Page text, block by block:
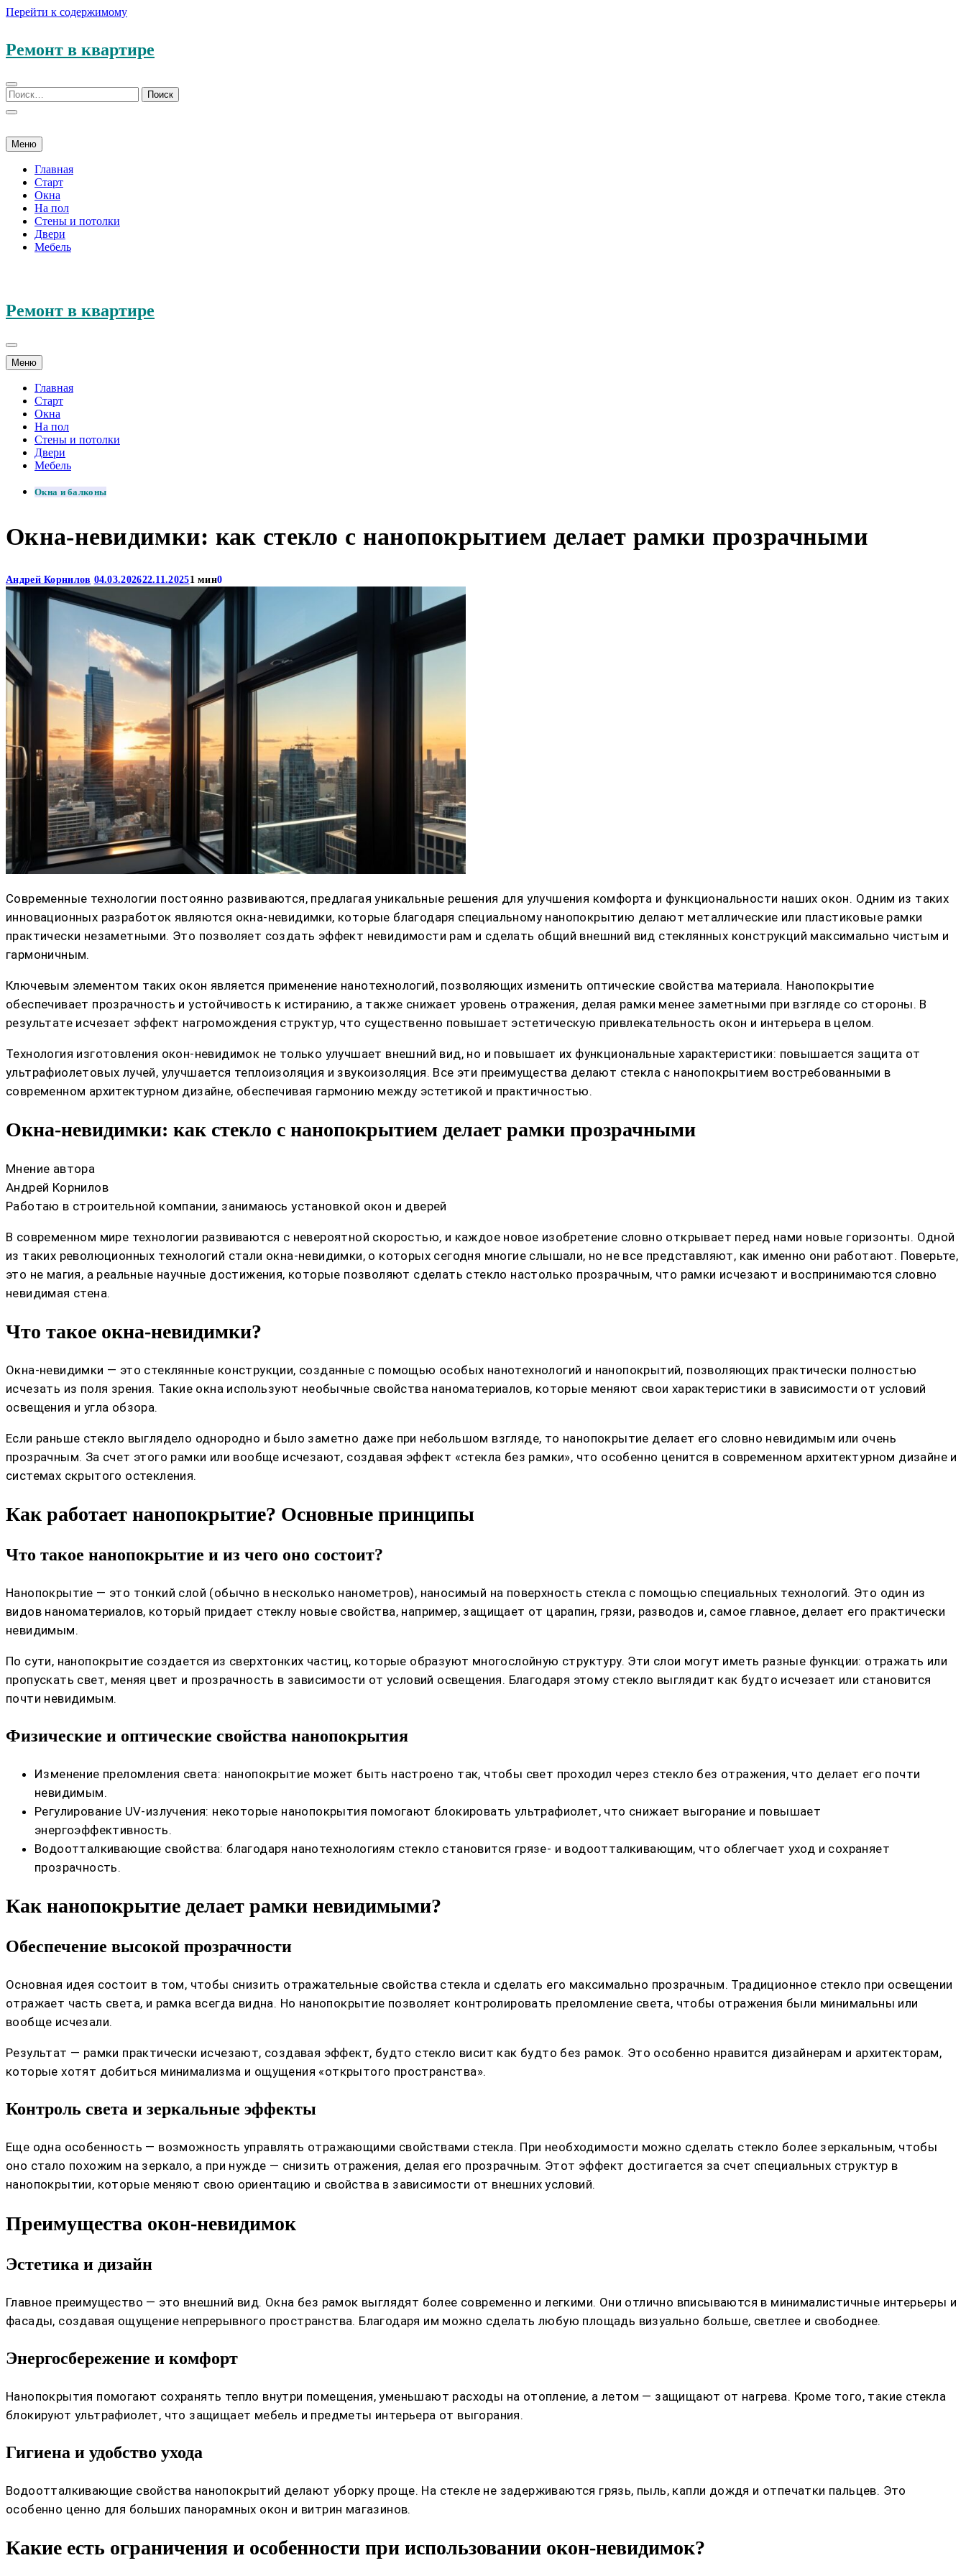
Перейти к содержимому
Ремонт в квартире
Меню
Главная
Старт
Окна
На пол
Стены и потолки
Двери
Мебель
Ремонт в квартире
Меню
Главная
Старт
Окна
На пол
Стены и потолки
Двери
Мебель
Окна и балконы
Окна-невидимки: как стекло с нанопокрытием делает рамки прозрачными
Андрей Корнилов 04.03.202622.11.20251 мин0
Современные технологии постоянно развиваются, предлагая уникальные решения для улучшения комфорта и функциональности наших окон. Одним из таких
инновационных разработок являются окна-невидимки, которые благодаря специальному нанопокрытию делают металлические или пластиковые рамки
практически незаметными. Это позволяет создать эффект невидимости рам и сделать общий внешний вид стеклянных конструкций максимально чистым и
гармоничным.
Ключевым элементом таких окон является применение нанотехнологий, позволяющих изменить оптические свойства материала. Нанопокрытие
обеспечивает прозрачность и устойчивость к истиранию, а также снижает уровень отражения, делая рамки менее заметными при взгляде со стороны. В
результате исчезает эффект нагромождения структур, что существенно повышает эстетическую привлекательность окон и интерьера в целом.
Технология изготовления окон-невидимок не только улучшает внешний вид, но и повышает их функциональные характеристики: повышается защита от
ультрафиолетовых лучей, улучшается теплоизоляция и звукоизоляция. Все эти преимущества делают стекла с нанопокрытием востребованными в
современном архитектурном дизайне, обеспечивая гармонию между эстетикой и практичностью.
Окна-невидимки: как стекло с нанопокрытием делает рамки прозрачными
Мнение автора
Андрей Корнилов
Работаю в строительной компании, занимаюсь установкой окон и дверей
В современном мире технологии развиваются с невероятной скоростью, и каждое новое изобретение словно открывает перед нами новые горизонты. Одной
из таких революционных технологий стали окна-невидимки, о которых сегодня многие слышали, но не все представляют, как именно они работают. Поверьте,
это не магия, а реальные научные достижения, которые позволяют сделать стекло настолько прозрачным, что рамки исчезают и воспринимаются словно
невидимая стена.
Что такое окна-невидимки?
Окна-невидимки — это стеклянные конструкции, созданные с помощью особых нанотехнологий и нанопокрытий, позволяющих практически полностью
исчезать из поля зрения. Такие окна используют необычные свойства наноматериалов, которые меняют свои характеристики в зависимости от условий
освещения и угла обзора.
Если раньше стекло выглядело однородно и было заметно даже при небольшом взгляде, то нанопокрытие делает его словно невидимым или очень
прозрачным. За счет этого рамки или вообще исчезают, создавая эффект «стекла без рамки», что особенно ценится в современном архитектурном дизайне и
системах скрытого остекления.
Как работает нанопокрытие? Основные принципы
Что такое нанопокрытие и из чего оно состоит?
Нанопокрытие — это тонкий слой (обычно в несколько нанометров), наносимый на поверхность стекла с помощью специальных технологий. Это один из
видов наноматериалов, который придает стеклу новые свойства, например, защищает от царапин, грязи, разводов и, самое главное, делает его практически
невидимым.
По сути, нанопокрытие создается из сверхтонких частиц, которые образуют многослойную структуру. Эти слои могут иметь разные функции: отражать или
пропускать свет, меняя цвет и прозрачность в зависимости от условий освещения. Благодаря этому стекло выглядит как будто исчезает или становится
почти невидимым.
Физические и оптические свойства нанопокрытия
Изменение преломления света: нанопокрытие может быть настроено так, чтобы свет проходил через стекло без отражения, что делает его почти
невидимым.
Регулирование UV-излучения: некоторые нанопокрытия помогают блокировать ультрафиолет, что снижает выгорание и повышает
энергоэффективность.
Водоотталкивающие свойства: благодаря нанотехнологиям стекло становится грязе- и водоотталкивающим, что облегчает уход и сохраняет
прозрачность.
Как нанопокрытие делает рамки невидимыми?
Обеспечение высокой прозрачности
Основная идея состоит в том, чтобы снизить отражательные свойства стекла и сделать его максимально прозрачным. Традиционное стекло при освещении
отражает часть света, и рамка всегда видна. Но нанопокрытие позволяет контролировать преломление света, чтобы отражения были минимальны или
вообще исчезали.
Результат — рамки практически исчезают, создавая эффект, будто стекло висит как будто без рамок. Это особенно нравится дизайнерам и архитекторам,
которые хотят добиться минимализма и ощущения «открытого пространства».
Контроль света и зеркальные эффекты
Еще одна особенность — возможность управлять отражающими свойствами стекла. При необходимости можно сделать стекло более зеркальным, чтобы
оно стало похожим на зеркало, а при нужде — снизить отражения, делая его прозрачным. Этот эффект достигается за счет специальных структур в
нанопокрытии, которые меняют свою ориентацию и свойства в зависимости от внешних условий.
Преимущества окон-невидимок
Эстетика и дизайн
Главное преимущество — это внешний вид. Окна без рамок выглядят более современно и легкими. Они отлично вписываются в минималистичные интерьеры и
фасады, создавая ощущение непрерывного пространства. Благодаря им можно сделать любую площадь визуально больше, светлее и свободнее.
Энергосбережение и комфорт
Нанопокрытия помогают сохранять тепло внутри помещения, уменьшают расходы на отопление, а летом — защищают от нагрева. Кроме того, такие стекла
блокируют ультрафиолет, что защищает мебель и предметы интерьера от выгорания.
Гигиена и удобство ухода
Водоотталкивающие свойства нанопокрытий делают уборку проще. На стекле не задерживаются грязь, пыль, капли дождя и отпечатки пальцев. Это
особенно ценно для больших панорамных окон и витрин магазинов.
Какие есть ограничения и особенности при использовании окон-невидимок?